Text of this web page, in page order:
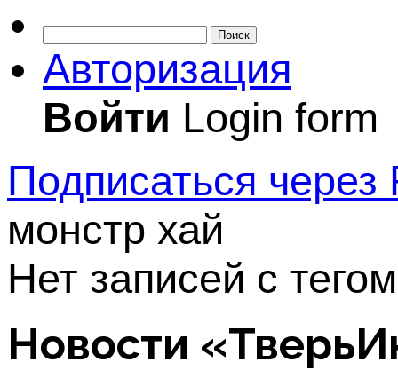
Поиск
Авторизация
Войти Login form
Подписаться через
монстр хай
Нет записей с
Новости